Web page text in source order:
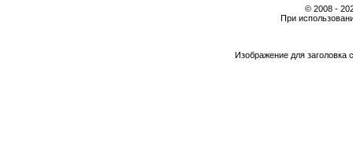
© 2008 -
При
Изображение для